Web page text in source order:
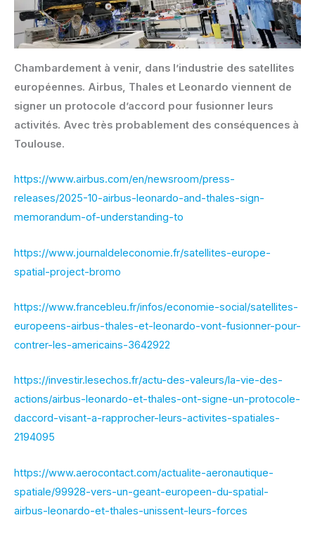
Chambardement à venir, dans l’industrie des satellites
européennes. Airbus, Thales et Leonardo viennent de
signer un protocole d’accord pour fusionner leurs
activités. Avec très probablement des conséquences à
Toulouse.
https://www.airbus.com/en/newsroom/press-
releases/2025-10-airbus-leonardo-and-thales-sign-
memorandum-of-understanding-to
https://www.journaldeleconomie.fr/satellites-europe-
spatial-project-bromo
https://www.francebleu.fr/infos/economie-social/satellites-
europeens-airbus-thales-et-leonardo-vont-fusionner-pour-
contrer-les-americains-3642922
https://investir.lesechos.fr/actu-des-valeurs/la-vie-des-
actions/airbus-leonardo-et-thales-ont-signe-un-protocole-
daccord-visant-a-rapprocher-leurs-activites-spatiales-
2194095
https://www.aerocontact.com/actualite-aeronautique-
spatiale/99928-vers-un-geant-europeen-du-spatial-
airbus-leonardo-et-thales-unissent-leurs-forces